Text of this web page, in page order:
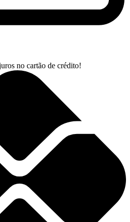
no cartão de crédito!